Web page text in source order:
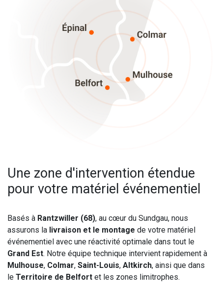
Une zone d'intervention étendue
pour votre matériel événementiel
Basés à Rantzwiller (68), au cœur du Sundgau, nous
assurons la livraison et le montage de votre matériel
événementiel avec une réactivité optimale dans tout le
Grand Est. Notre équipe technique intervient rapidement à
Mulhouse, Colmar, Saint-Louis, Altkirch, ainsi que dans
le Territoire de Belfort et les zones limitrophes.